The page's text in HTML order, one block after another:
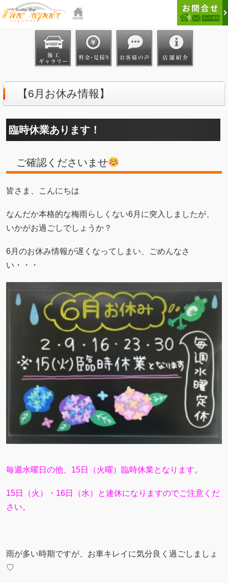
【6月お休み情報】
臨時休業あります！
ご確認くださいませ
皆さま、こんにちは
なんだか本格的な梅雨らしくない6月に突入しましたが、
いかがお過ごしでしょうか？
6月のお休み情報が遅くなってしまい、ごめんなさ
い・・・
毎週水曜日の他、15日（火曜）臨時休業となります。
15日（火）・16日（水）と連休になりますのでご注意くだ
さい。
雨が多い時期ですが、お車キレイに気分良く過ごしましょ
♡